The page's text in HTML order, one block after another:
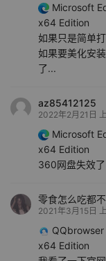
Microsoft
x64 Edition
如果只是简单
如果要美化安
了...
az85412125
2022年2月21日
Microsoft
x64 Edition
360网盘失效了
零食怎么吃都
2021年3月15日
x64 Edition